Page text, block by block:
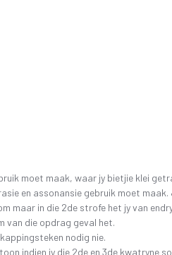
moet maak, waar jy bietjie klei
en assonansie gebruik moet maak.
maar in die 2de strofe het jy van
van die opdrag geval het.
nodig nie.
indien jy die 2de en 3de kwatryne